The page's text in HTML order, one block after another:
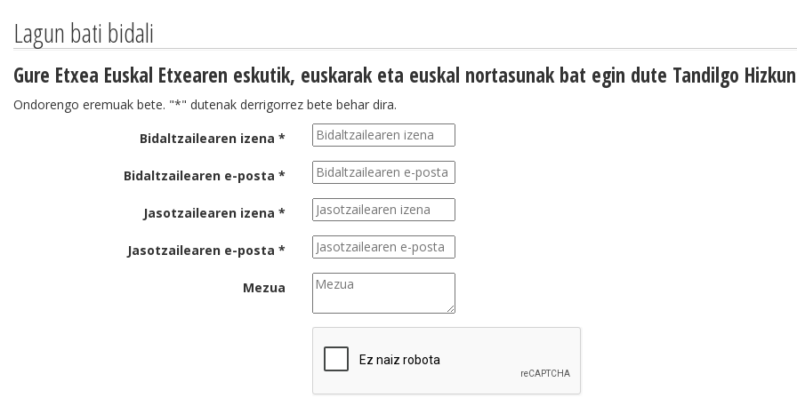
Lagun bati bidali
Gure Etxea Euskal Etxearen eskutik, euskarak eta euskal nortasunak bat egin dute Tandilgo
Ondorengo eremuak bete. "*" dutenak derrigorrez bete behar dira.
Bidaltzailearen izena *
Bidaltzailearen e-posta *
Jasotzailearen izena *
Jasotzailearen e-posta *
Mezua